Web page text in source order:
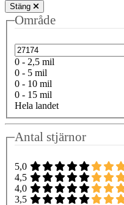
Stäng
Område
0 - 2,5 mil
0 - 5 mil
0 - 10 mil
0 - 15 mil
Hela landet
Antal stjärnor
5,0
4,5
4,0
3,5